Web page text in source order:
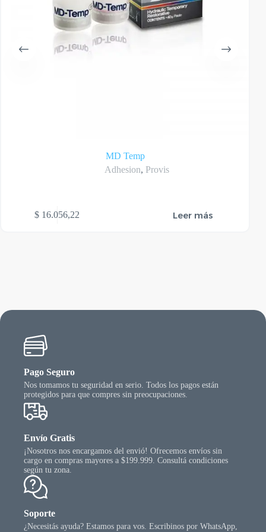
MD Temp
Adhesion, Provis
$ 16.056,22 Leer más
Pago Seguro
Nos tomamos tu seguridad en serio. Todos los pagos están
protegidos para que compres sin preocupaciones.
Envío Gratis
¡Nosotros nos encargamos del envió! Ofrecemos envíos sin
cargo en compras mayores a $199.999. Consultá condiciones
según tu zona.
Soporte
¿Necesitás ayuda? Estamos para vos. Escribinos por WhatsApp,